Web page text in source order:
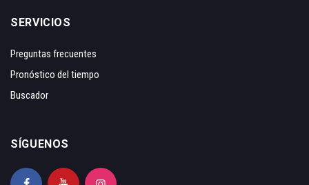
SERVICIOS
Preguntas frecuentes
Pronóstico del tiempo
Buscador
SÍGUENOS